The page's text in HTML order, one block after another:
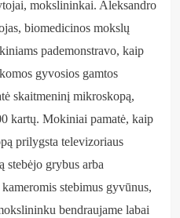
mokslininkai. Aleksandro
biomedicinos mokslų
pademonstravo, kaip
gyvosios gamtos
skaitmeninį mikroskopą,
kartų. Mokiniai pamatė, kaip
prilygsta televizoriaus
stebėjo grybus arba
stebimus gyvūnus,
bendraujame labai